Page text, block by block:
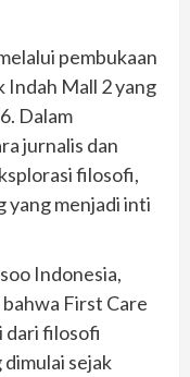
pembukaan
Indah Mall 2 yang
Dalam
jurnalis dan
filosofi,
yang menjadi inti
Indonesia,
First Care
dari filosofi
sejak